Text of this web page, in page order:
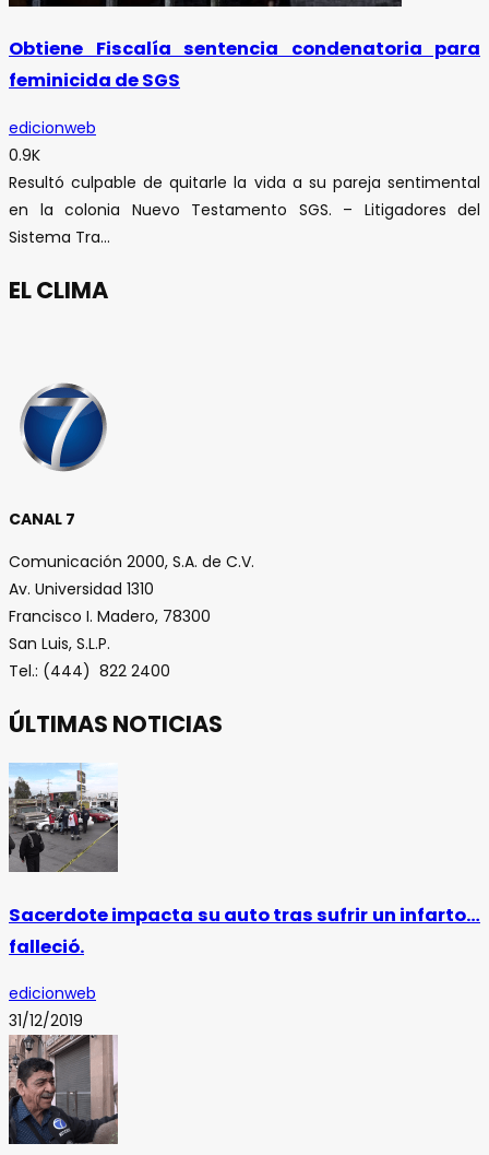
Obtiene Fiscalía sentencia condenatoria para
feminicida de SGS
edicionweb
0.9K
Resultó culpable de quitarle la vida a su pareja sentimental
en la colonia Nuevo Testamento SGS. – Litigadores del
Sistema Tra...
EL CLIMA
CANAL 7
Comunicación 2000, S.A. de C.V.
Av. Universidad 1310
Francisco I. Madero, 78300
San Luis, S.L.P.
Tel.: (444) 822 2400
ÚLTIMAS NOTICIAS
Sacerdote impacta su auto tras sufrir un infarto…
falleció.
edicionweb
31/12/2019